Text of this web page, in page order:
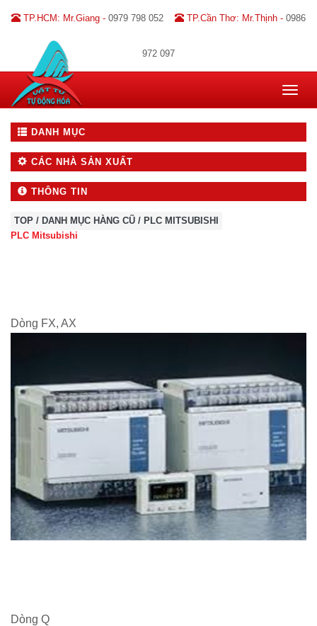
TP.HCM: Mr.Giang - 0979 798 052 TP.Cần Thơ: Mr.Thịnh - 0986
972 097
Toggle
DANH MỤC
CÁC NHÀ SẢN XUẤT
THÔNG TIN
TOP / DANH MỤC HÀNG CŨ / PLC MITSUBISHI
PLC Mitsubishi
Dòng FX, AX
Dòng Q